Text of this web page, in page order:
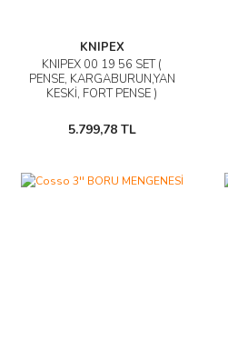
KNIPEX
KNIPEX 00 19 56 SET (
PENSE, KARGABURUN,YAN
KESKİ, FORT PENSE )
5.799,78 TL